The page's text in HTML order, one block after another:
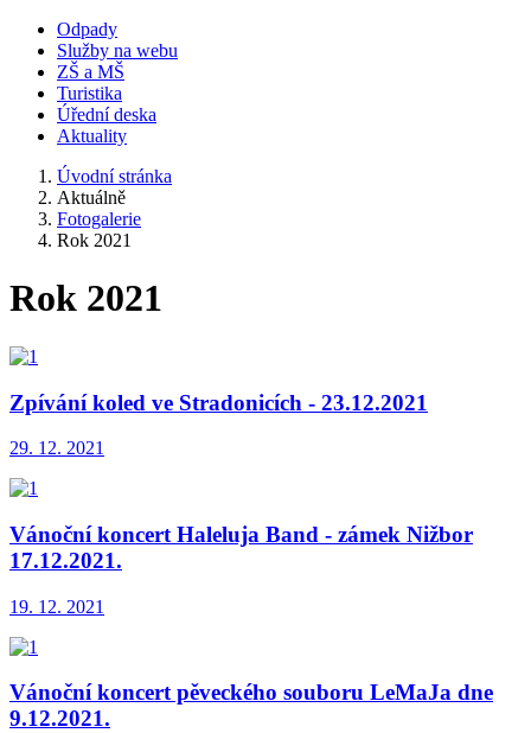
Odpady
Služby na webu
ZŠ a MŠ
Turistika
Úřední deska
Aktuality
Úvodní stránka
Aktuálně
Fotogalerie
Rok 2021
Rok 2021
Zpívání koled ve Stradonicích - 23.12.2021
29. 12. 2021
Vánoční koncert Haleluja Band - zámek Nižbor
17.12.2021.
19. 12. 2021
Vánoční koncert pěveckého souboru LeMaJa dne
9.12.2021.